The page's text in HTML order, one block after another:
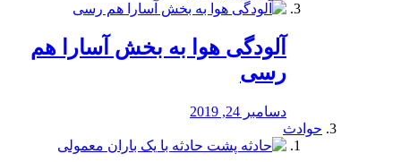
آلودگی هوا به بخش آسارا هم
رسی
دسامبر 24, 2019
حوادث